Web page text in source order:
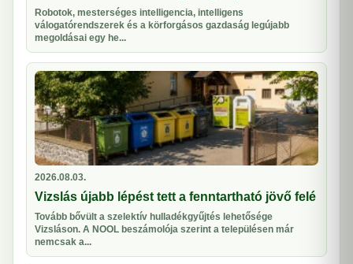
Robotok, mesterséges intelligencia, intelligens
válogatórendszerek és a körforgásos gazdaság legújabb
megoldásai egy he...
2026.08.03.
Vizslás újabb lépést tett a fenntartható jövő felé
Tovább bővült a szelektív hulladékgyűjtés lehetősége
Vizsláson. A NOOL beszámolója szerint a településen már
nemcsak a...